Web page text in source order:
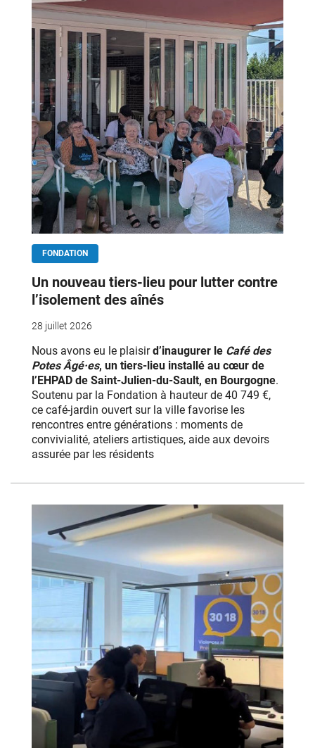
FONDATION
Un nouveau tiers-lieu pour lutter contre
l’isolement des aînés
28 juillet 2026
Nous avons eu le plaisird’inaugurer le Café des
Potes Âgé·es, un tiers-lieu installé au cœur de
l’EHPAD de Saint-Julien-du-Sault, en Bourgogne.
Soutenu par la Fondation à hauteur de 40 749 €,
ce café-jardin ouvert sur la ville favorise les
rencontres entre générations : moments de
convivialité, ateliers artistiques, aide aux devoirs
assurée par les résidents